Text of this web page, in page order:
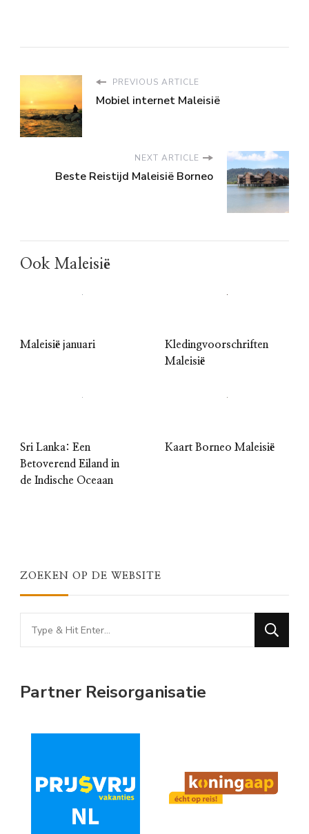
PREVIOUS ARTICLE
Mobiel internet Maleisië
NEXT ARTICLE
Beste Reistijd Maleisië Borneo
Ook Maleisië
Maleisië januari
Kledingvoorschriften
Maleisië
Sri Lanka: Een
Betoverend Eiland in
de Indische Oceaan
Kaart Borneo Maleisië
ZOEKEN OP DE WEBSITE
Looking
for
Partner Reisorganisatie